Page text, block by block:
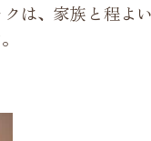
は、家族と程よ